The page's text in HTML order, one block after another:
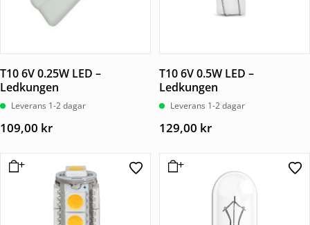
T10 6V 0.25W LED –
Ledkungen
Leverans 1-2 dagar
109,00 kr
T10 6V 0.5W LED –
Ledkungen
Leverans 1-2 dagar
129,00 kr